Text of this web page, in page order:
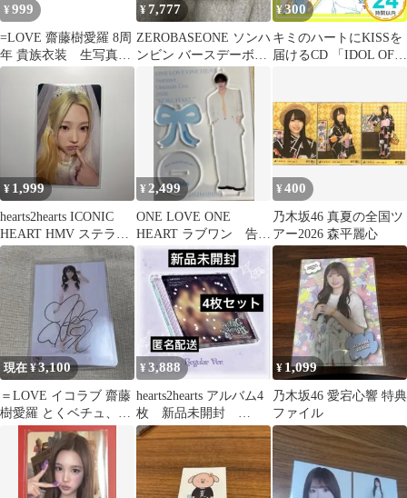
¥ 999
=LOVE 齋藤樹愛羅 8周
年 貴族衣装 生写真
コンプ
¥7,777
ZEROBASEONE ソンハ
ンビン バースデーボッ
クススピーカー
¥300
キミのハートにKISSを
届けるCD 「IDOL OF
増田俊樹&CV.高橋直純
[CD] 桐原アトム(CV.増
田俊樹); 藍羽ルイ(CV.
高橋直純)_02
¥ 1,999
hearts2hearts ICONIC
HEART HMV ステラ
トレカ
¥ 2,499
ONE LOVE ONE
HEART ラブワン 告
白 アクスタ 相原一
心
¥400
乃木坂46 真夏の全国ツ
アー2026 森平麗心
現在 ¥3,100
＝LOVE イコラブ 齋藤
樹愛羅 とくベチュ、し
て 直筆
¥3,888
hearts2hearts アルバム4
枚 新品未開封
ICONIC HEART
¥ 1,099
乃木坂46 愛宕心響 特典
ファイル